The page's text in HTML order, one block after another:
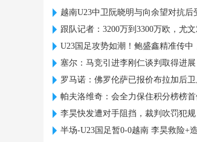
越南U23中卫阮晓明与向余望对抗
跟队记者：3200万到3300万欧，尤
U23国足攻势如潮！鲍盛鑫精准传
塞尔：马竞引进李刚仁谈判取得进
罗马诺：佛罗伦萨已报价布拉加后
帕夫洛维奇：会全力保住积分榜榜
李昊快发遭对手阻挡，裁判吹罚犯
半场-U23国足暂0-0越南 李昊救险+